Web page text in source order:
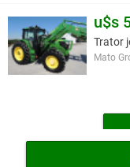
u$s
Trator
Mato